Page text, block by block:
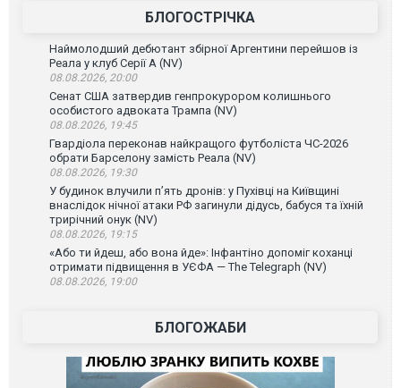
БЛОГОСТРІЧКА
Наймолодший дебютант збірної Аргентини перейшов із
Реала у клуб Серії А (NV)
08.08.2026, 20:00
Сенат США затвердив генпрокурором колишнього
особистого адвоката Трампа (NV)
08.08.2026, 19:45
Гвардіола переконав найкращого футболіста ЧС-2026
обрати Барселону замість Реала (NV)
08.08.2026, 19:30
У будинок влучили п’ять дронів: у Пухівці на Київщині
внаслідок нічної атаки РФ загинули дідусь, бабуся та їхній
трирічний онук (NV)
08.08.2026, 19:15
«Або ти йдеш, або вона йде»: Інфантіно допоміг коханці
отримати підвищення в УЄФА — The Telegraph (NV)
08.08.2026, 19:00
БЛОГОЖАБИ